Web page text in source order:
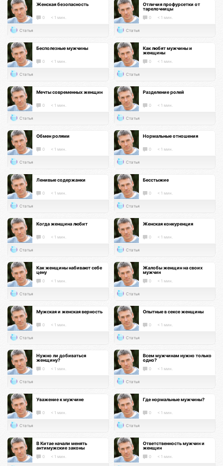
Женская безопасность
0 < 1 мин.
Статья
Отличия профурсетки от
тарелочницы
0 < 1 мин.
Статья
Бесполезные мужчины
0 < 1 мин.
Статья
Как любят мужчины и
женщины
0 < 1 мин.
Статья
Мечты современных женщин
0 < 1 мин.
Статья
Разделение ролей
0 < 1 мин.
Статья
Обмен ролями
0 < 1 мин.
Статья
Нормальные отношения
0 < 1 мин.
Статья
Ленивые содержанки
0 < 1 мин.
Статья
Бесстыжие
0 < 1 мин.
Статья
Когда женщина любит
0 < 1 мин.
Статья
Женская конкуренция
0 < 1 мин.
Статья
Как женщины набивают себе
цену
0 < 1 мин.
Статья
Жалобы женщин на своих
мужчин
0 < 1 мин.
Статья
Мужская и женская верность
0 < 1 мин.
Статья
Опытные в сексе женщины
0 < 1 мин.
Статья
Нужно ли добиваться
женщину?
0 < 1 мин.
Статья
Всем мужчинам нужно только
одно?
0 < 1 мин.
Статья
Уважение к мужчине
0 < 1 мин.
Статья
Где нормальные мужчины?
0 < 1 мин.
Статья
В Китае начали менять
антимужские законы
0 < 1 мин.
Ответственность мужчин и
женщин
0 < 1 мин.